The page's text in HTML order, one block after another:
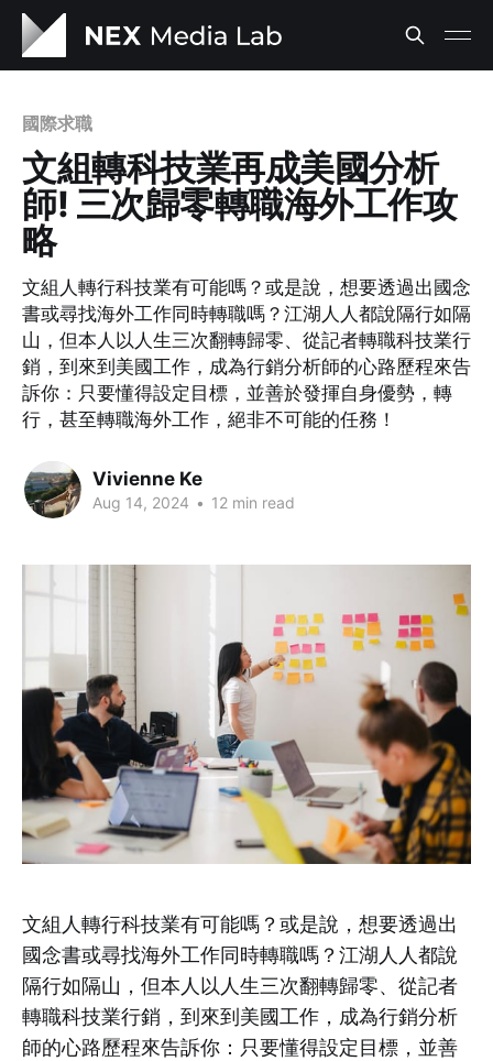
國際求職
文組轉科技業再成美國分析
師! 三次歸零轉職海外工作攻
略
文組人轉行科技業有可能嗎？或是說，想要透過出國念
書或尋找海外工作同時轉職嗎？江湖人人都說隔行如隔
山，但本人以人生三次翻轉歸零、從記者轉職科技業行
銷，到來到美國工作，成為行銷分析師的心路歷程來告
訴你：只要懂得設定目標，並善於發揮自身優勢，轉
行，甚至轉職海外工作，絕非不可能的任務！
Vivienne Ke
Aug 14, 2024 • 12 min read
文組人轉行科技業有可能嗎？或是說，想要透過出
國念書或尋找海外工作同時轉職嗎？江湖人人都說
隔行如隔山，但本人以人生三次翻轉歸零、從記者
轉職科技業行銷，到來到美國工作，成為行銷分析
師的心路歷程來告訴你：只要懂得設定目標，並善